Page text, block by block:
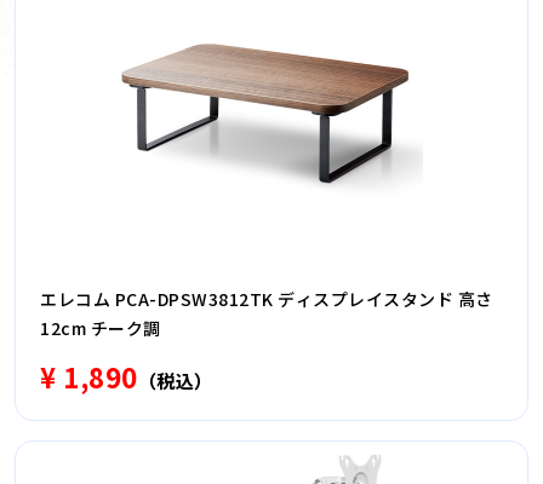
エレコム PCA-DPSW3812TK ディスプレイスタンド 高さ
12cm チーク調
¥ 1,890 （税込）